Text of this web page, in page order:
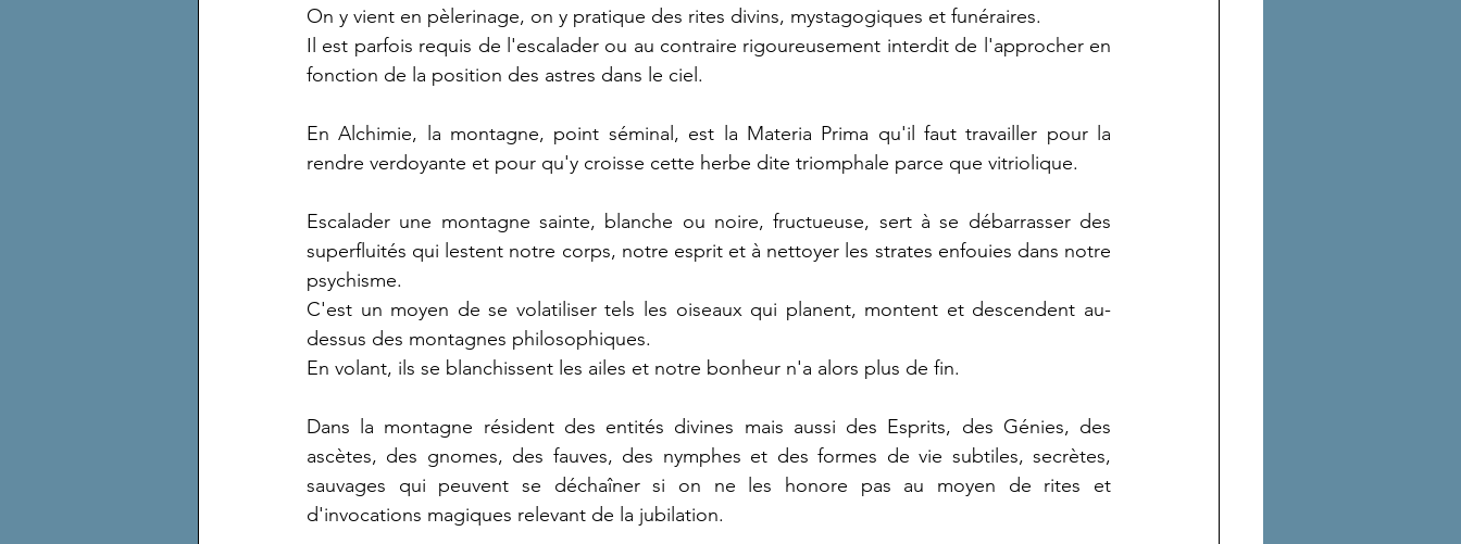
On y vient en pèlerinage, on y pratique des rites divins, mystagogiques et funéraires.
Il est parfois requis de l'escalader ou au contraire rigoureusement interdit de l'approcher en
fonction de la position des astres dans le ciel.
En Alchimie, la montagne, point séminal, est la Materia Prima qu'il faut travailler pour la
rendre verdoyante et pour qu'y croisse cette herbe dite triomphale parce que vitriolique.
Escalader une montagne sainte, blanche ou noire, fructueuse, sert à se débarrasser des
superfluités qui lestent notre corps, notre esprit et à nettoyer les strates enfouies dans notre
psychisme.
C'est un moyen de se volatiliser tels les oiseaux qui planent, montent et descendent au-
dessus des montagnes philosophiques.
En volant, ils se blanchissent les ailes et notre bonheur n'a alors plus de fin.
Dans la montagne résident des entités divines mais aussi des Esprits, des Génies, des
ascètes, des gnomes, des fauves, des nymphes et des formes de vie subtiles, secrètes,
sauvages qui peuvent se déchaîner si on ne les honore pas au moyen de rites et
d'invocations magiques relevant de la jubilation.